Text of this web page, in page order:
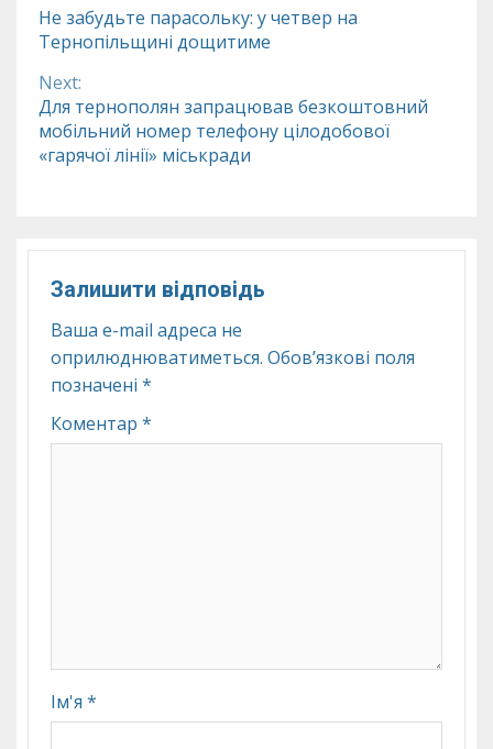
Reading
Не забудьте парасольку: у четвер на
Тернопільщині дощитиме
Next:
Для тернополян запрацював безкоштовний
мобільний номер телефону цілодобової
«гарячої лінії» міськради
Залишити відповідь
Ваша e-mail адреса не
оприлюднюватиметься. Обов’язкові поля
позначені *
Коментар *
Ім'я *